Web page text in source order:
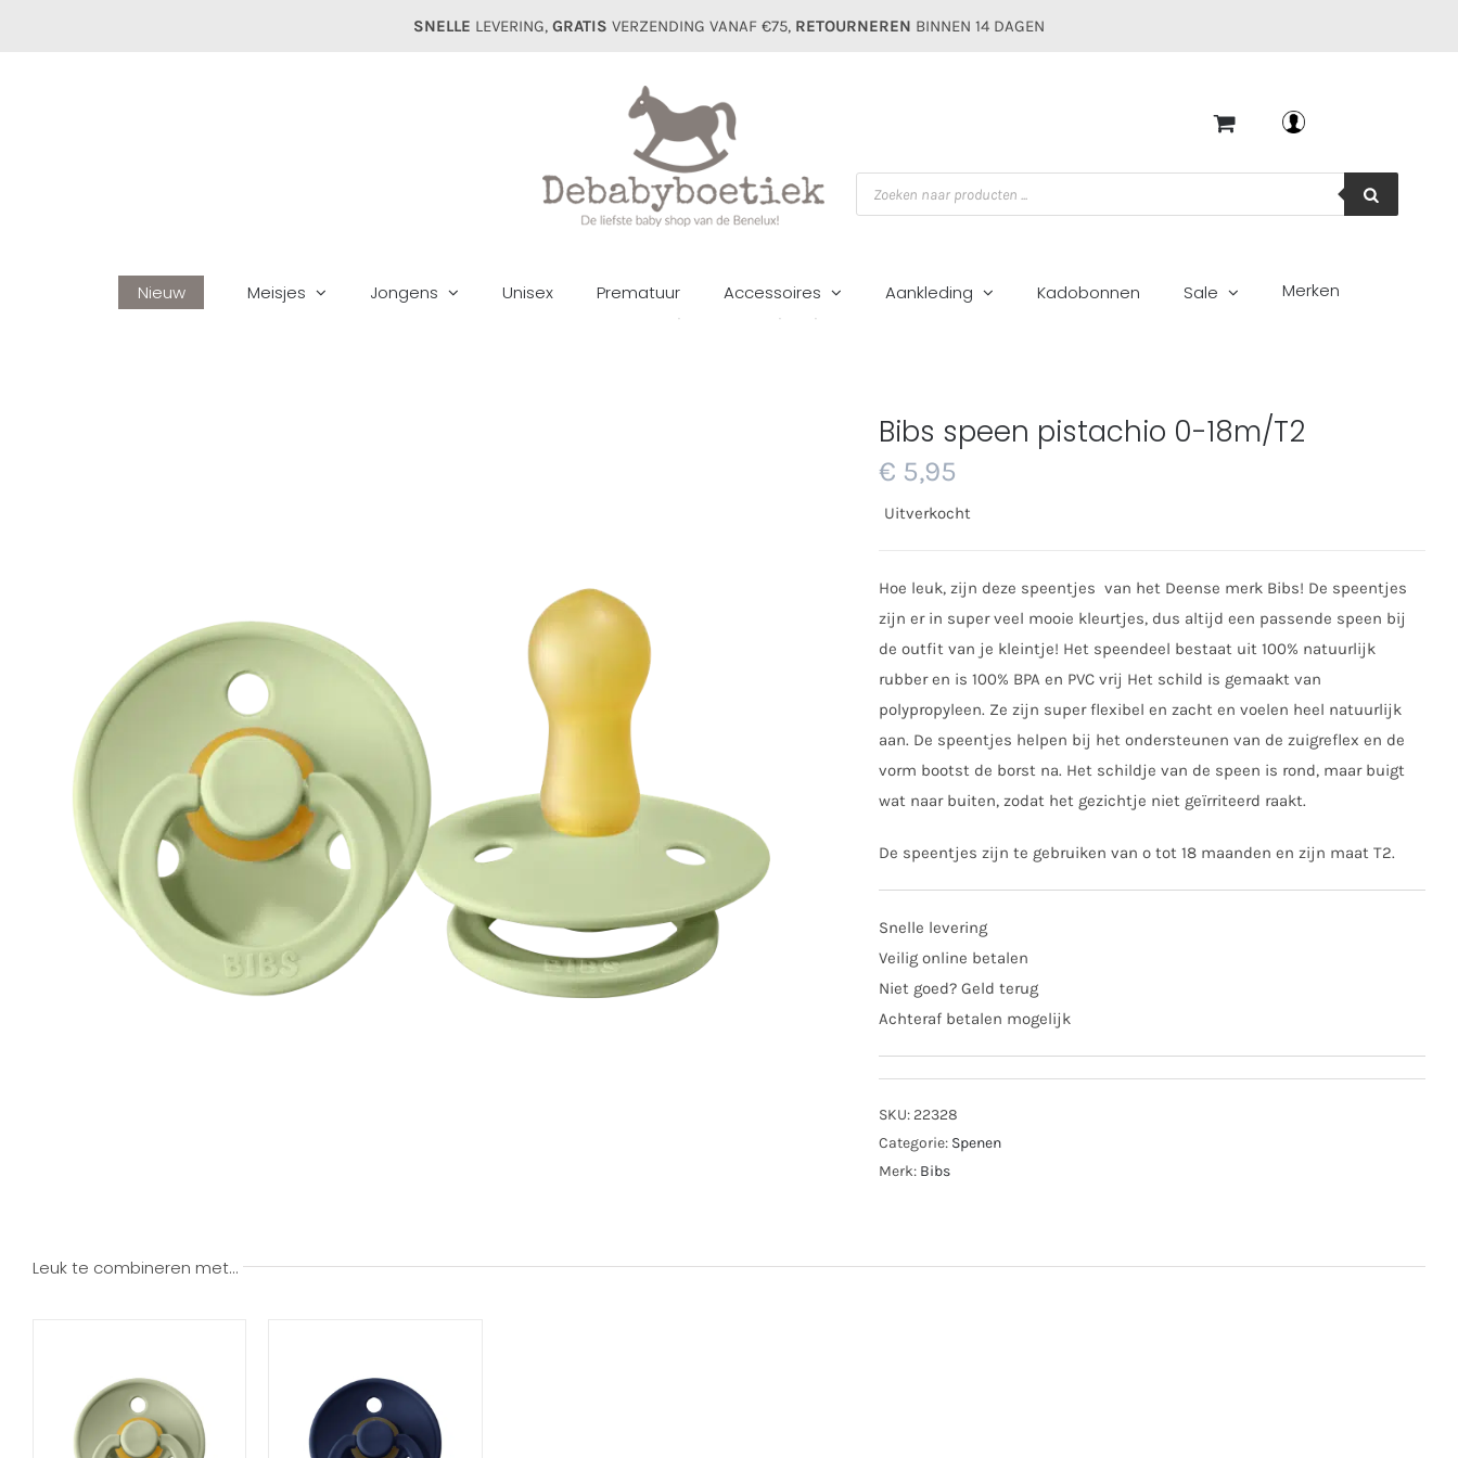
SNELLE LEVERING, GRATIS VERZENDING VANAF €75, RETOURNEREN BINNEN 14 DAGEN
Producten
zoeken
Nieuw Meisjes Jongens Unisex Prematuur Accessoires Aankleding Kadobonnen Sale Merken
Bibs speen pistachio 0-18m/T2
€ 5,95
Uitverkocht
Hoe leuk, zijn deze speentjes van het Deense merk Bibs! De speentjes
zijn er in super veel mooie kleurtjes, dus altijd een passende speen bij
de outfit van je kleintje! Het speendeel bestaat uit 100% natuurlijk
rubber en is 100% BPA en PVC vrij Het schild is gemaakt van
polypropyleen. Ze zijn super flexibel en zacht en voelen heel natuurlijk
aan. De speentjes helpen bij het ondersteunen van de zuigreflex en de
vorm bootst de borst na. Het schildje van de speen is rond, maar buigt
wat naar buiten, zodat het gezichtje niet geïrriteerd raakt.
De speentjes zijn te gebruiken van o tot 18 maanden en zijn maat T2.
Snelle levering
Veilig online betalen
Niet goed? Geld terug
Achteraf betalen mogelijk
SKU: 22328
Categorie: Spenen
Merk: Bibs
Leuk te combineren met…